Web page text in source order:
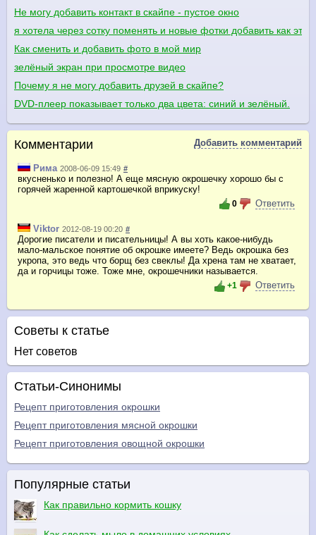
Не могу добавить контакт в скайпе - пустое окно
я хотела через сотку поменять и новые фотки добавить как это
Как сменить и добавить фото в мой мир
зелёный экран при просмотре видео
Почему я не могу добавить друзей в скайпе?
DVD-плеер показывает только два цвета: синий и зелёный.
Комментарии Добавить комментарий
Рима 2008-06-09 15:49 #
вкусненько и полезно! А еще мясную окрошечку хорошо бы с
горячей жаренной картошечкой вприкуску!
0 Ответить
Viktor 2012-08-19 00:20 #
Дорогие писатели и писательницы! А вы хоть какое-нибудь
мало-мальское понятие об окрошке имеете? Ведь окрошка без
укропа, это ведь что борщ без свеклы! Да хрена там не хватает,
да и горчицы тоже. Тоже мне, окрошечники называется.
+1 Ответить
Советы к статье
Нет советов
Статьи-Синонимы
Рецепт приготовления окрошки
Рецепт приготовления мясной окрошки
Рецепт приготовления овощной окрошки
Популярные статьи
Как правильно кормить кошку